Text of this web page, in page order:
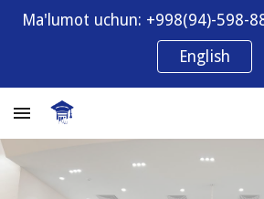
Ma'lumot uchun: +998(94)-598-
English